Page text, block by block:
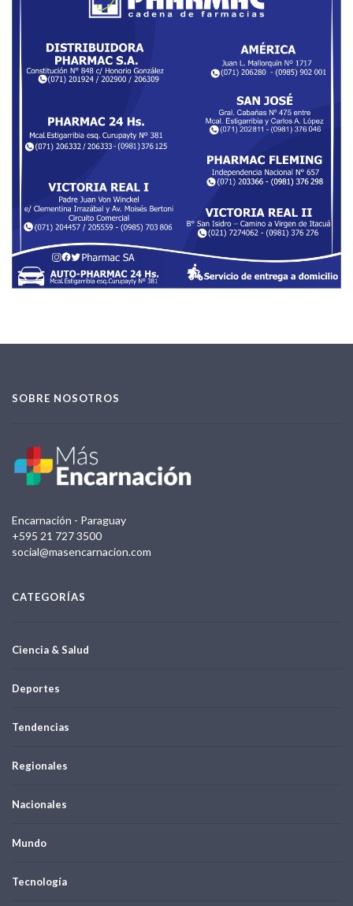
SOBRE NOSOTROS
Encarnación - Paraguay
+595 21 727 3500
social@masencarnacion.com
CATEGORÍAS
Ciencia & Salud
Deportes
Tendencias
Regionales
Nacionales
Mundo
Tecnología